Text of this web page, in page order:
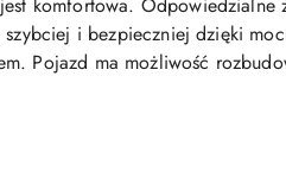
i bezpieczniej dzięki
Pojazd ma możliwość